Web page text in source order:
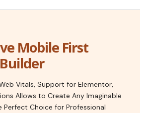
Mobile First
Vitals, Support for Elementor,
Allows to Create Any Imaginable
Perfect Choice for Professional